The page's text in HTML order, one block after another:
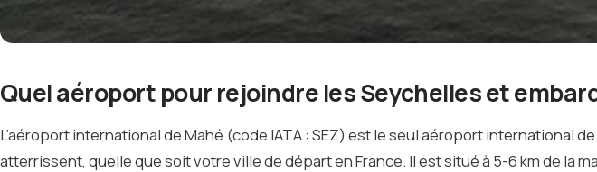
Quel aéroport pour rejoindre les Seychelles et
L’aéroport international de Mahé (code IATA : SEZ) est le seul aéroport international
atterrissent, quelle que soit votre ville de départ en France. Il est situé à 5-6 km de la